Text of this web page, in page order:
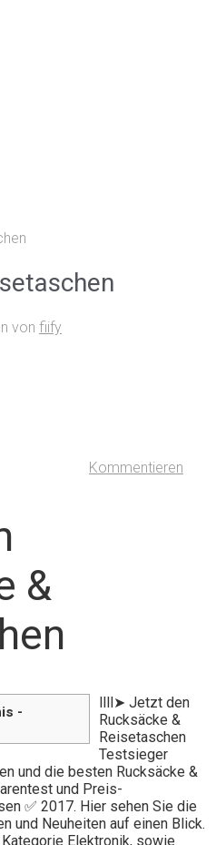
von fiify
Kommentieren
&
-
llll➤ Jetzt den
Rucksäcke &
Reisetaschen
Testsieger
und die besten Rucksäcke &
und Preis-
✅ 2017. Hier sehen Sie die
und Neuheiten auf einen Blick.
Elektronik, sowie